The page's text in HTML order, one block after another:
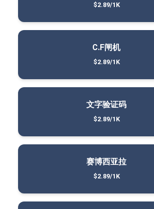
$2.89/1K
C.F闸机
$2.89/1K
文字验证码
$2.89/1K
赛博西亚拉
$2.89/1K